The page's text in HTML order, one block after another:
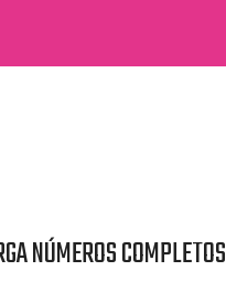
NÚMEROS COMPLETOS